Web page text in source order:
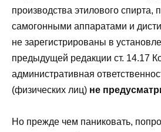
производства этилового спирта,
самогонными аппаратами и
не зарегистрированы в
предыдущей редакции ст. 14.17
административная
(физических лиц) не
Но прежде чем паниковать,